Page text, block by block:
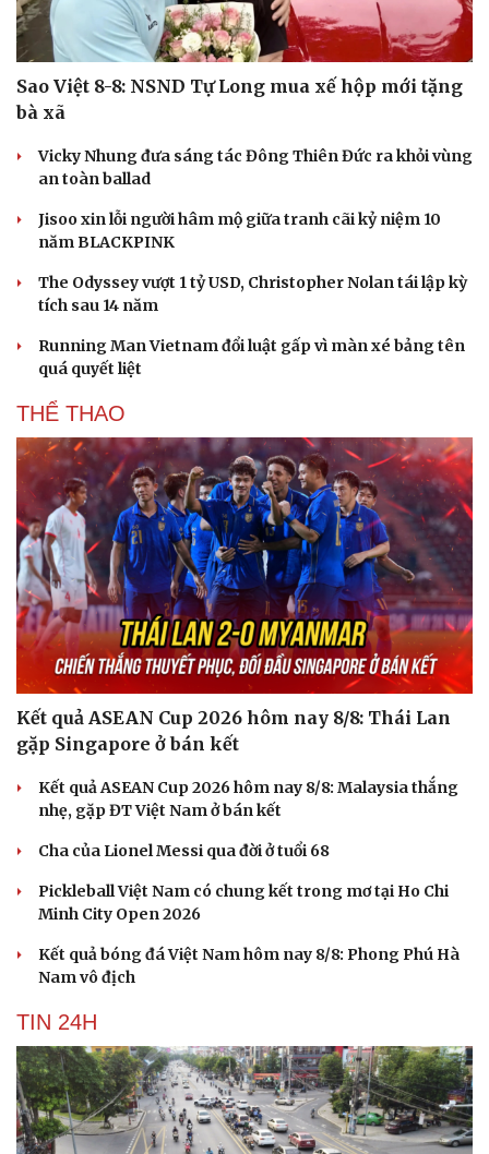
Du lịch
Tư vấn
check-in
Podcast
Đọc truyện đêm khuya
Cửa sổ tình yêu
Hạt giống tâm hồn
Sao Việt 8-8: NSND Tự Long mua xế hộp mới tặng
bà xã
Vicky Nhung đưa sáng tác Đông Thiên Đức ra khỏi vùng
an toàn ballad
Jisoo xin lỗi người hâm mộ giữa tranh cãi kỷ niệm 10
năm BLACKPINK
The Odyssey vượt 1 tỷ USD, Christopher Nolan tái lập kỳ
tích sau 14 năm
Running Man Vietnam đổi luật gấp vì màn xé bảng tên
quá quyết liệt
THỂ THAO
Kết quả ASEAN Cup 2026 hôm nay 8/8: Thái Lan
gặp Singapore ở bán kết
Kết quả ASEAN Cup 2026 hôm nay 8/8: Malaysia thắng
nhẹ, gặp ĐT Việt Nam ở bán kết
Cha của Lionel Messi qua đời ở tuổi 68
Pickleball Việt Nam có chung kết trong mơ tại Ho Chi
Minh City Open 2026
Kết quả bóng đá Việt Nam hôm nay 8/8: Phong Phú Hà
Nam vô địch
TIN 24H